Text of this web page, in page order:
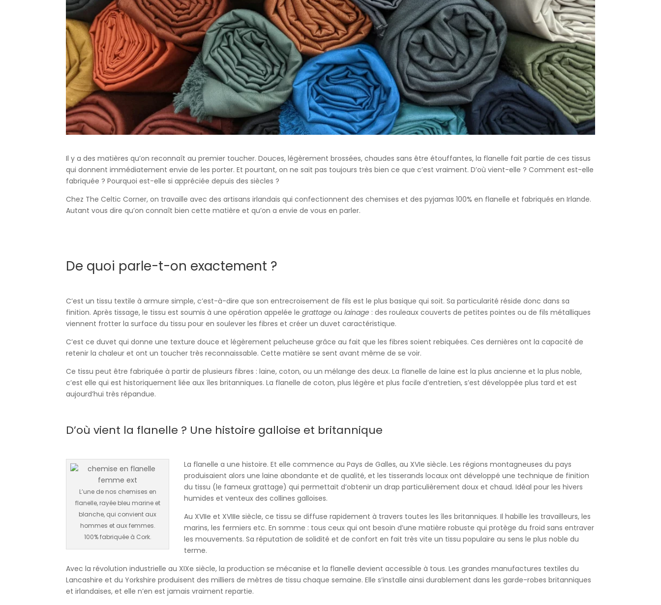
Il y a des matières qu’on reconnaît au premier toucher. Douces, légèrement brossées, chaudes sans être étouffantes, la flanelle fait partie de ces tissus
qui donnent immédiatement envie de les porter. Et pourtant, on ne sait pas toujours très bien ce que c’est vraiment. D’où vient-elle ? Comment est-elle
fabriquée ? Pourquoi est-elle si appréciée depuis des siècles ?
Chez The Celtic Corner, on travaille avec des artisans irlandais qui confectionnent des chemises et des pyjamas 100% en flanelle et fabriqués en Irlande.
Autant vous dire qu’on connaît bien cette matière et qu’on a envie de vous en parler.
De quoi parle-t-on exactement ?
C’est un tissu textile à armure simple, c’est-à-dire que son entrecroisement de fils est le plus basique qui soit. Sa particularité réside donc dans sa
finition. Après tissage, le tissu est soumis à une opération appelée legrattage oulainage : des rouleaux couverts de petites pointes ou de fils métalliques
viennent frotter la surface du tissu pour en soulever les fibres et créer un duvet caractéristique.
C’est ce duvet qui donne une texture douce et légèrement pelucheuse grâce au fait que les fibres soient rebiquées. Ces dernières ont la capacité de
retenir la chaleur et ont un toucher très reconnaissable. Cette matière se sent avant même de se voir.
Ce tissu peut être fabriquée à partir de plusieurs fibres : laine, coton, ou un mélange des deux. La flanelle de laine est la plus ancienne et la plus noble,
c’est elle qui est historiquement liée aux îles britanniques. La flanelle de coton, plus légère et plus facile d’entretien, s’est développée plus tard et est
aujourd’hui très répandue.
D’où vient la flanelle ? Une histoire galloise et britannique
L’une de nos chemises en
flanelle, rayée bleu marine et
blanche, qui convient aux
hommes et aux femmes.
100% fabriquée à Cork.
La flanelle a une histoire. Et elle commence au Pays de Galles, au XVIe siècle. Les régions montagneuses du pays
produisaient alors une laine abondante et de qualité, et les tisserands locaux ont développé une technique de finition
du tissu (le fameux grattage) qui permettait d’obtenir un drap particulièrement doux et chaud. Idéal pour les hivers
humides et venteux des collines galloises.
Au XVIIe et XVIIIe siècle, ce tissu se diffuse rapidement à travers toutes les îles britanniques. Il habille les travailleurs, les
marins, les fermiers etc. En somme : tous ceux qui ont besoin d’une matière robuste qui protège du froid sans entraver
les mouvements. Sa réputation de solidité et de confort en fait très vite un tissu populaire au sens le plus noble du
terme.
Avec la révolution industrielle au XIXe siècle, la production se mécanise et la flanelle devient accessible à tous. Les grandes manufactures textiles du
Lancashire et du Yorkshire produisent des milliers de mètres de tissu chaque semaine. Elle s’installe ainsi durablement dans les garde-robes britanniques
et irlandaises, et elle n’en est jamais vraiment repartie.